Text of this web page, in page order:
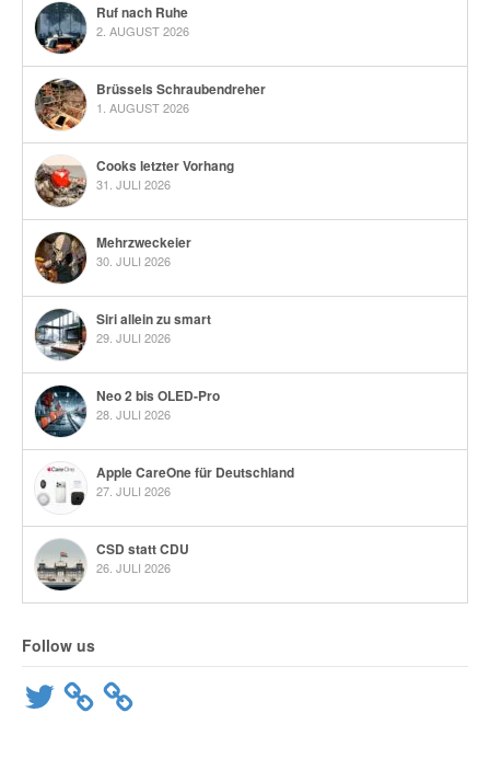
Ruf nach Ruhe
2. AUGUST 2026
Brüssels Schraubendreher
1. AUGUST 2026
Cooks letzter Vorhang
31. JULI 2026
Mehrzweckeier
30. JULI 2026
Siri allein zu smart
29. JULI 2026
Neo 2 bis OLED-Pro
28. JULI 2026
Apple CareOne für Deutschland
27. JULI 2026
CSD statt CDU
26. JULI 2026
Follow us
Twitter